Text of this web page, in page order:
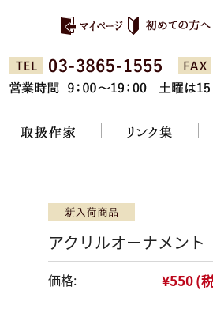
アクリルオーナメント
価格: ¥550(